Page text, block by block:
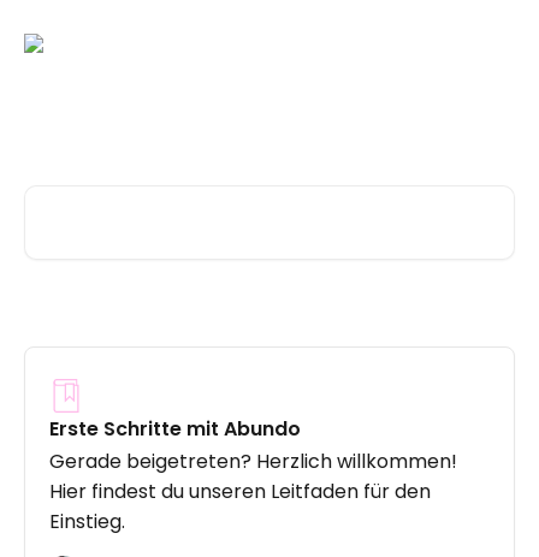
Erste Schritte mit Abundo
Gerade beigetreten? Herzlich willkommen!
Hier findest du unseren Leitfaden für den
Einstieg.